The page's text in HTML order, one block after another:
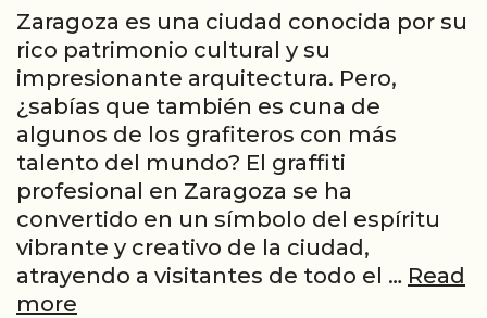
Zaragoza es una ciudad conocida por su
rico patrimonio cultural y su
impresionante arquitectura. Pero,
¿sabías que también es cuna de
algunos de los grafiteros con más
talento del mundo? El graffiti
profesional en Zaragoza se ha
convertido en un símbolo del espíritu
vibrante y creativo de la ciudad,
atrayendo a visitantes de todo el … Read
more